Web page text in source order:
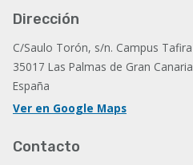
Dirección
C/Saulo Torón, s/n. Campus Tafira
35017 Las Palmas de Gran Canaria
España
Ver en Google Maps
Contacto